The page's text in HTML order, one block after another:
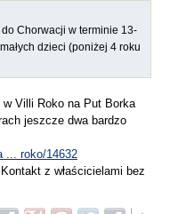
Chorwacji w terminie 13-
dzieci (poniżej 4 roku
w Villi Roko na Put Borka
jeszcze dwa bardzo
... roko/14632
z właścicielami bez